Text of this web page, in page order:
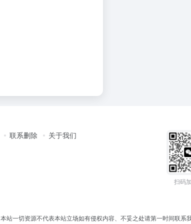
联系删除 关于我们
扫码
本站一切资源不代表本站立场如有侵权内容、不妥之处请第一时间联系